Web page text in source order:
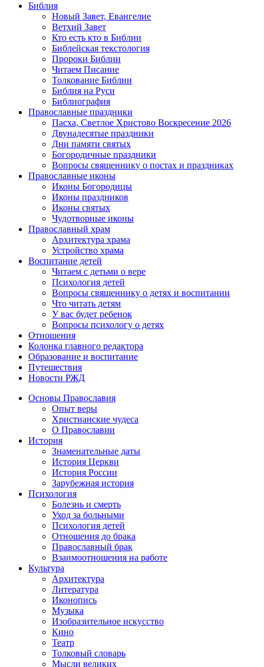
Библия
Новый Завет, Евангелие
Ветхий Завет
Кто есть кто в Библии
Библейская текстология
Пророки Библии
Читаем Писание
Толкование Библии
Библия на Руси
Библиография
Православные праздники
Пасха, Светлое Христово Воскресение 2026
Двунадесятые праздники
Дни памяти святых
Богородичные праздники
Вопросы священнику о постах и праздниках
Православные иконы
Иконы Богородицы
Иконы праздников
Иконы святых
Чудотворные иконы
Православный храм
Архитектура храма
Устройство храма
Воспитание детей
Читаем с детьми о вере
Психология детей
Вопросы священнику о детях и воспитании
Что читать детям
У вас будет ребенок
Вопросы психологу о детях
Отношения
Колонка главного редактора
Образование и воспитание
Путешествия
Новости РЖД
Основы Православия
Опыт веры
Христианские чудеса
О Православии
История
Знаменательные даты
История Церкви
История России
Зарубежная история
Психология
Болезнь и смерть
Уход за больными
Психология детей
Отношения до брака
Православный брак
Взаимоотношения на работе
Культура
Архитектура
Литература
Иконопись
Музыка
Изобразительное искусство
Кино
Театр
Толковый словарь
Мысли великих